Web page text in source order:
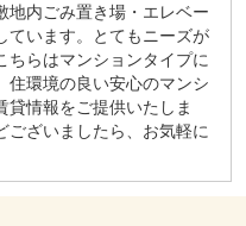
地内ごみ置き場・エレベー
ています。とてもニーズが
ちらはマンションタイプに
住環境の良い安心のマンシ
貸情報をご提供いたしま
ございましたら、お気軽に